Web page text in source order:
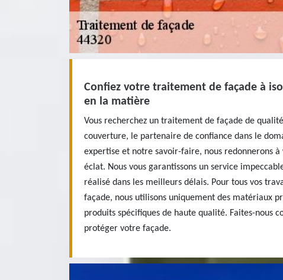
Confiez votre traitement de façade à
en la matière
Vous recherchez un traitement de façade de
couverture, le partenaire de confiance dans le
expertise et notre savoir-faire, nous redonnerons
éclat. Nous vous garantissons un service
réalisé dans les meilleurs délais. Pour tous vos
façade, nous utilisons uniquement des matériaux
produits spécifiques de haute qualité. Faites-nous
protéger votre façade.